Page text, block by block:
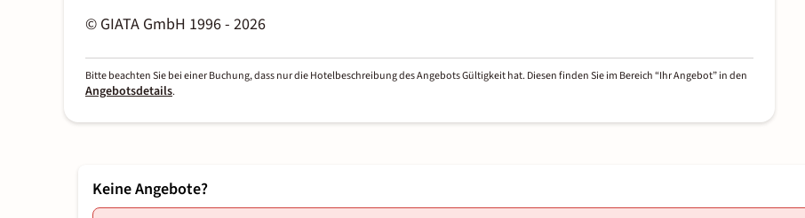
© GIATA GmbH 1996 - 2026
Bitte beachten Sie bei einer Buchung, dass nur die Hotelbeschreibung des Angebots Gültigkeit hat. Diesen finden Sie im Bereich “Ihr Angebot” in den
Angebotsdetails.
Keine Angebote?